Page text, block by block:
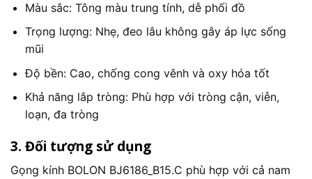
Màu sắc: Tông màu trung tính, dễ phối đồ
Trọng lượng: Nhẹ, đeo lâu không gây áp lực sống
mũi
Độ bền: Cao, chống cong vênh và oxy hóa tốt
Khả năng lắp tròng: Phù hợp với tròng cận, viễn,
loạn, đa tròng
3. Đối tượng sử dụng
Gọng kính BOLON BJ6186_B15.C phù hợp với cả nam